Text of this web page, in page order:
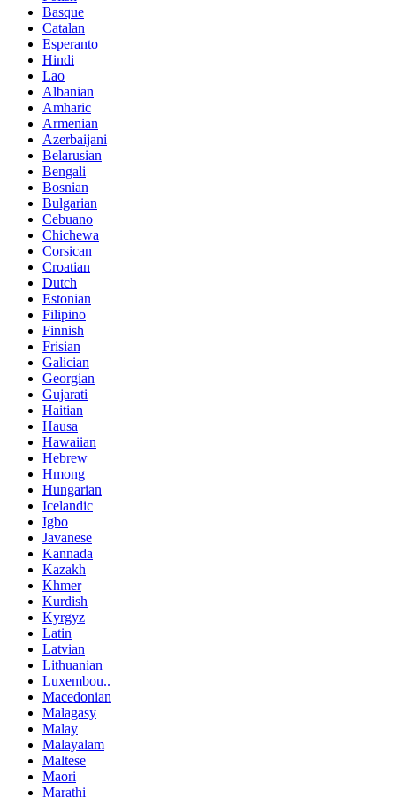
Basque
Catalan
Esperanto
Hindi
Lao
Albanian
Amharic
Armenian
Azerbaijani
Belarusian
Bengali
Bosnian
Bulgarian
Cebuano
Chichewa
Corsican
Croatian
Dutch
Estonian
Filipino
Finnish
Frisian
Galician
Georgian
Gujarati
Haitian
Hausa
Hawaiian
Hebrew
Hmong
Hungarian
Icelandic
Igbo
Javanese
Kannada
Kazakh
Khmer
Kurdish
Kyrgyz
Latin
Latvian
Lithuanian
Luxembou..
Macedonian
Malagasy
Malay
Malayalam
Maltese
Maori
Marathi